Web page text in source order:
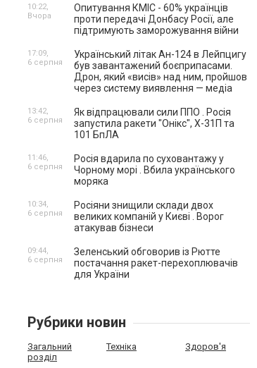
Опитування КМІС - 60% українців
проти передачі Донбасу Росії, але
підтримують заморожування війни
10:22,
Вчора
Український літак Ан-124 в Лейпцигу
був завантажений боєприпасами.
Дрон, який «висів» над ним, пройшов
через систему виявлення — медіа
17:09,
6 серпня
Як відпрацювали сили ППО . Росія
запустила ракети "Онікс", Х-31П та
101 БпЛА
13:42,
6 серпня
Росія вдарила по суховантажу у
Чорному морі . Вбила українського
моряка
11:46,
6 серпня
Росіяни знищили склади двох
великих компаній у Києві . Ворог
атакував бізнеси
10:34,
6 серпня
Зеленський обговорив із Рютте
постачання ракет-перехоплювачів
для України
09:44,
6 серпня
Рубрики новин
Загальний
розділ
Техніка Здоров'я